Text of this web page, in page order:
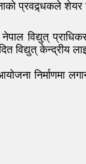
प्रवद्र्धकले शेयर
नेपाल विद्युत्
विद्युत् केन्द्रीय
निर्माणमा